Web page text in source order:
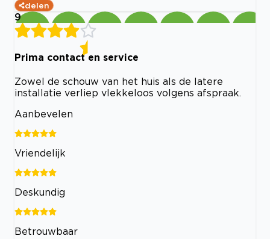
delen
9
Prima contact en service
Zowel de schouw van het huis als de latere
installatie verliep vlekkeloos volgens afspraak.
Aanbevelen
Vriendelijk
Deskundig
Betrouwbaar